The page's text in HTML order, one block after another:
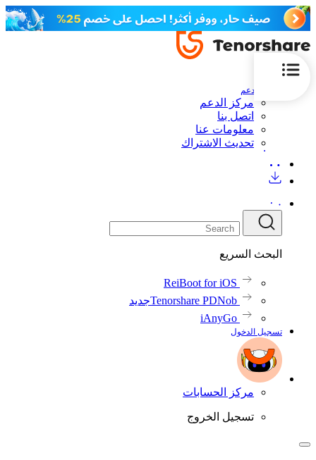
الدعم
مركز الدعم
اتصل بنا
معلومات عنا
تحديث الاشتراك
البحث السريع
ReiBoot for iOS
Tenorshare PDNobجديد
iAnyGo
تسجيل الدخول
مركز الحسابات
تسجيل الخروج